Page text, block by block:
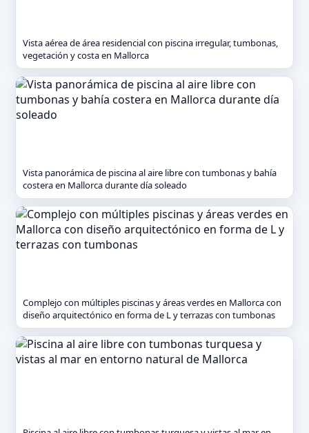
Vista aérea de área residencial con piscina irregular, tumbonas,
vegetación y costa en Mallorca
Vista panorámica de piscina al aire libre con tumbonas y bahía
costera en Mallorca durante día soleado
Complejo con múltiples piscinas y áreas verdes en Mallorca con
diseño arquitectónico en forma de L y terrazas con tumbonas